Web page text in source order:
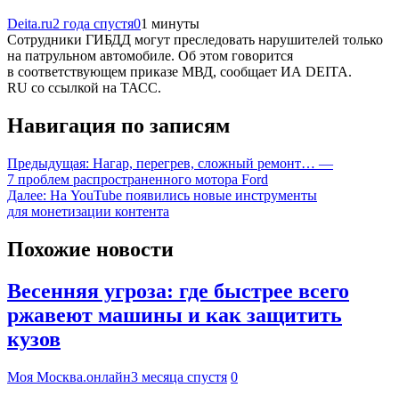
Deita.ru2 года спустя01 минуты
Сотрудники ГИБДД могут преследовать нарушителей только
на патрульном автомобиле. Об этом говорится
в соответствующем приказе МВД, сообщает ИА DEITA.
RU со ссылкой на ТАСС.
Навигация по записям
Предыдущая: Нагар, перегрев, сложный ремонт… —
7 проблем распространенного мотора Ford
Далее: На YouTube появились новые инструменты
для монетизации контента
Похожие новости
Весенняя угроза: где быстрее всего
ржавеют машины и как защитить
кузов
Моя Москва.онлайн3 месяца спустя 0